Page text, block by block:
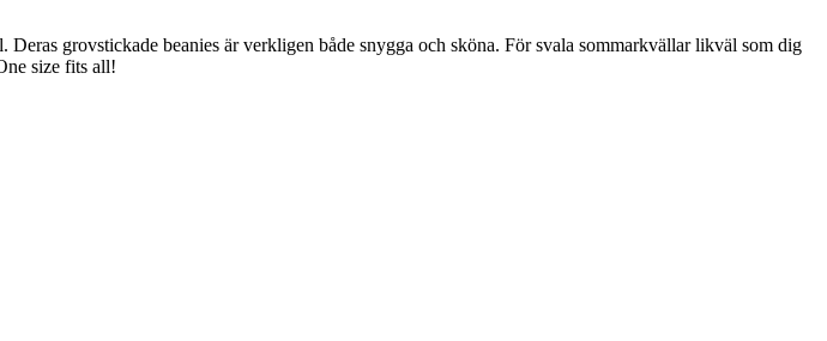
grovstickade beanies är verkligen både snygga och sköna. För svala sommarkvällar likväl som dig
size fits all!